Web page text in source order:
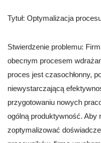
Tytuł: Optymalizacja
Stwierdzenie problemu:
obecnym procesem
proces jest czasochłonny,
niewystarczającą
przygotowaniu nowych
ogólną produktywność. Aby
zoptymalizować